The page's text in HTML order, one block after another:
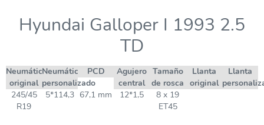
Hyundai Galloper I 1993 2.5
TD
Neumático
original
Neumático
personalizado
PCD
Agujero
central
Tamaño
de rosca
Llanta
original
Llanta
245/45
R19
5*114,3 67,1 mm 12*1,5
8 x 19
ET45